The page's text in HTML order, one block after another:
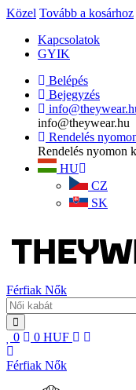
Közel Tovább a kosárhoz
Kapcsolatok
GYIK
Belépés
Bejegyzés
info@theywear.hu
Rendelés
Rendelés nyomon
HU
CZ
SK
Férfiak Nők
0 0 HUF
Férfiak Nők